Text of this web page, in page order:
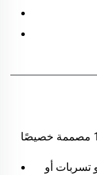
مصممة خصيصًا
تسربات أو